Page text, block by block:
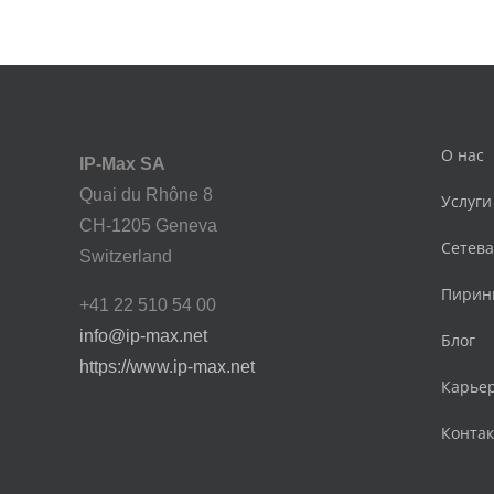
IP-Max SA
Quai du Rhône 8
CH-1205 Geneva
Switzerland
+41 22 510 54 00
info@ip-max.net
https://www.ip-max.net
О нас
Услуги
Блог